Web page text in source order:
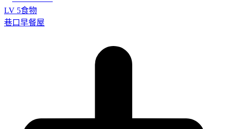
LV 5食物
巷口早餐屋